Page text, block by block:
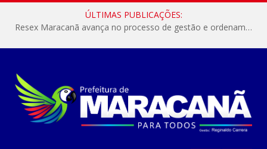
ÚLTIMAS PUBLICAÇÕES:
Resex Maracanã avança no processo de gestão e ordenamento do turismo em nossas áreas protegidas.